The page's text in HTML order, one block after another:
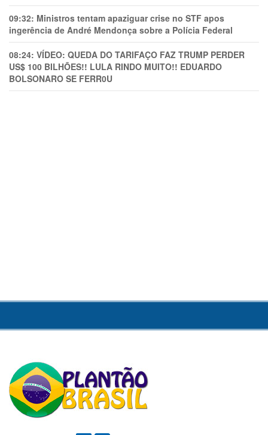
09:32: Ministros tentam apaziguar crise no STF apos
ingerência de André Mendonça sobre a Polícia Federal
08:24: VÍDEO: QUEDA DO TARIFAÇO FAZ TRUMP PERDER
US$ 100 BILHÕES!! LULA RINDO MUITO!! EDUARDO
BOLSONARO SE FERR0U